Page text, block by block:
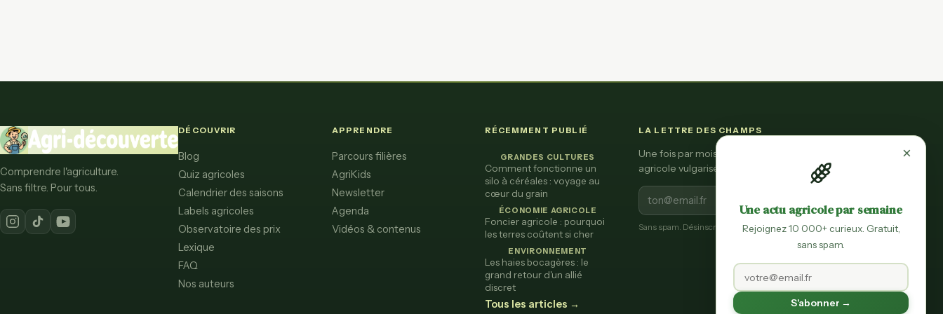
Comprendre l'agriculture.
Sans filtre. Pour tous.
DÉCOUVRIR
Blog
Quiz agricoles
Calendrier des saisons
Labels agricoles
Observatoire des prix
Lexique
FAQ
Nos auteurs
APPRENDRE
Parcours filières
AgriKids
Newsletter
Agenda
Vidéos & contenus
RÉCEMMENT PUBLIÉ
GRANDES CULTURES
Comment fonctionne un
silo à céréales : voyage au
cœur du grain
ÉCONOMIE AGRICOLE
Foncier agricole : pourquoi
les terres coûtent si cher
ENVIRONNEMENT
Les haies bocagères : le
grand retour d'un allié
discret
Tous les articles →
LA LETTRE DES CHAMPS
Une fois par mois, l'essentiel de l'actu
agricole vulgarisée.
Sans spam. Désinscription en un clic.
×
Une actu agricole par semaine
Rejoignez 10 000+ curieux. Gratuit,
sans spam.
S'abonner →